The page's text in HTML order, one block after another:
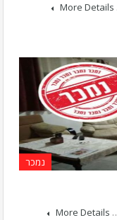
More Details
נמכר
More Details